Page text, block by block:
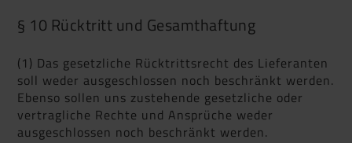
§ 10 Rücktritt und Gesamthaftung
(1) Das gesetzliche Rücktrittsrecht des Lieferanten
soll weder ausgeschlossen noch beschränkt werden.
Ebenso sollen uns zustehende gesetzliche oder
vertragliche Rechte und Ansprüche weder
ausgeschlossen noch beschränkt werden.